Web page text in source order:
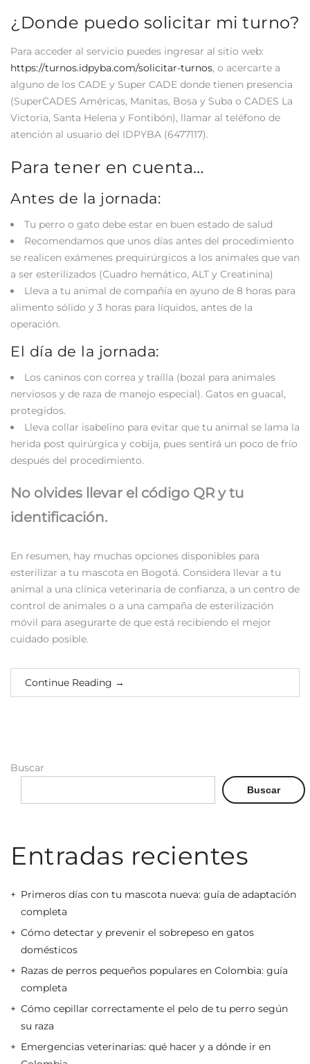
¿Donde puedo solicitar mi turno?
Para acceder al servicio puedes ingresar al sitio web:
https://turnos.idpyba.com/solicitar-turnos, o acercarte a
alguno de los CADE y Super CADE donde tienen presencia
(SuperCADES Américas, Manitas, Bosa y Suba o CADES La
Victoria, Santa Helena y Fontibón), llamar al teléfono de
atención al usuario del IDPYBA (6477117).
Para tener en cuenta…
Antes de la jornada:
Tu perro o gato debe estar en buen estado de salud
Recomendamos que unos días antes del procedimiento
se realicen exámenes prequirúrgicos a los animales que van
a ser esterilizados (Cuadro hemático, ALT y Creatinina)
Lleva a tu animal de compañía en ayuno de 8 horas para
alimento sólido y 3 horas para líquidos, antes de la
operación.
El día de la jornada:
Los caninos con correa y traílla (bozal para animales
nerviosos y de raza de manejo especial). Gatos en guacal,
protegidos.
Lleva collar isabelino para evitar que tu animal se lama la
herida post quirúrgica y cobija, pues sentirá un poco de frío
después del procedimiento.
No olvides llevar el código QR y tu
identificación.
En resumen, hay muchas opciones disponibles para
esterilizar a tu mascota en Bogotá. Considera llevar a tu
animal a una clínica veterinaria de confianza, a un centro de
control de animales o a una campaña de esterilización
móvil para asegurarte de que está recibiendo el mejor
cuidado posible.
Continue Reading →
Buscar
Buscar
Entradas recientes
Primeros días con tu mascota nueva: guía de adaptación
completa
Cómo detectar y prevenir el sobrepeso en gatos
domésticos
Razas de perros pequeños populares en Colombia: guía
completa
Cómo cepillar correctamente el pelo de tu perro según
su raza
Emergencias veterinarias: qué hacer y a dónde ir en